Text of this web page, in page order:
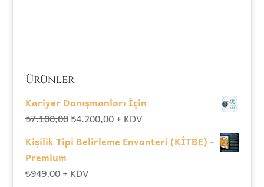
Ürünler
Kariyer Danışmanları İçin
₺7.100,00Orijinal
₺7.100,00.
₺4.200,00Şu
fiyat:
+ KDV
Kişilik Tipi Belirleme Envanteri (KİTBE) -
Premium
₺949,00 + KDV